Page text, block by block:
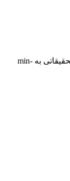
ارسال کاورلتر به همراه سی‌وی، توضیح علایق تحقیقاتی به min-